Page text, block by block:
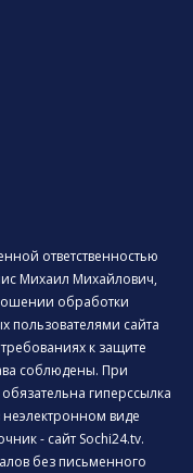
ответственностью
Михаил Михайлович,
обработки
пользователями сайта
к защите
соблюдены. При
гиперссылка
неэлектронном виде
- сайт Sochi24.tv.
без письменного